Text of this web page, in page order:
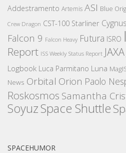
Addestramento Artemis ASI Blue
Crew Dragon CST-100 Starliner Cygnus
Falcon 9 Falcon Heavy Futura ISRO
Report ISS Weekly Status Report JAXA
Logbook Luca Parmitano Luna
News Orbital Orion Paolo
Roskosmos Samantha
SoyuzSpace Shuttle
SPACEHUMOR